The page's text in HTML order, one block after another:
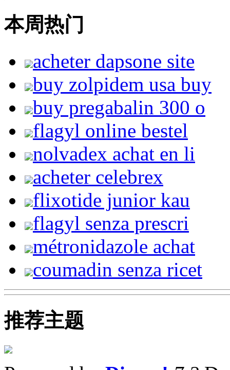
本周热门
acheter dapsone site
buy zolpidem usa buy
buy pregabalin 300 o
flagyl online bestel
nolvadex achat en li
acheter celebrex
flixotide junior kau
flagyl senza prescri
métronidazole achat
coumadin senza ricet
推荐主题